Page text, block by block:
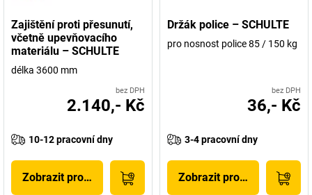
Zajištění proti přesunutí,
včetně upevňovacího
materiálu – SCHULTE
délka 3600 mm
bez DPH
2.140,- Kč
10-12 pracovní dny
Zobrazit produkt
Držák police – SCHULTE
pro nosnost police 85 / 150 kg
bez DPH
36,- Kč
3-4 pracovní dny
Zobrazit produkt